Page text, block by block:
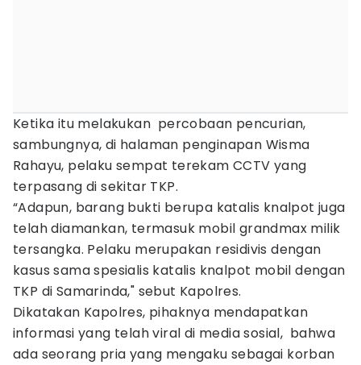
Ketika itu melakukan percobaan pencurian,
sambungnya, di halaman penginapan Wisma
Rahayu, pelaku sempat terekam CCTV yang
terpasang di sekitar TKP.
“Adapun, barang bukti berupa katalis knalpot juga
telah diamankan, termasuk mobil grandmax milik
tersangka. Pelaku merupakan residivis dengan
kasus sama spesialis katalis knalpot mobil dengan
TKP di Samarinda," sebut Kapolres.
Dikatakan Kapolres, pihaknya mendapatkan
informasi yang telah viral di media sosial, bahwa
ada seorang pria yang mengaku sebagai korban